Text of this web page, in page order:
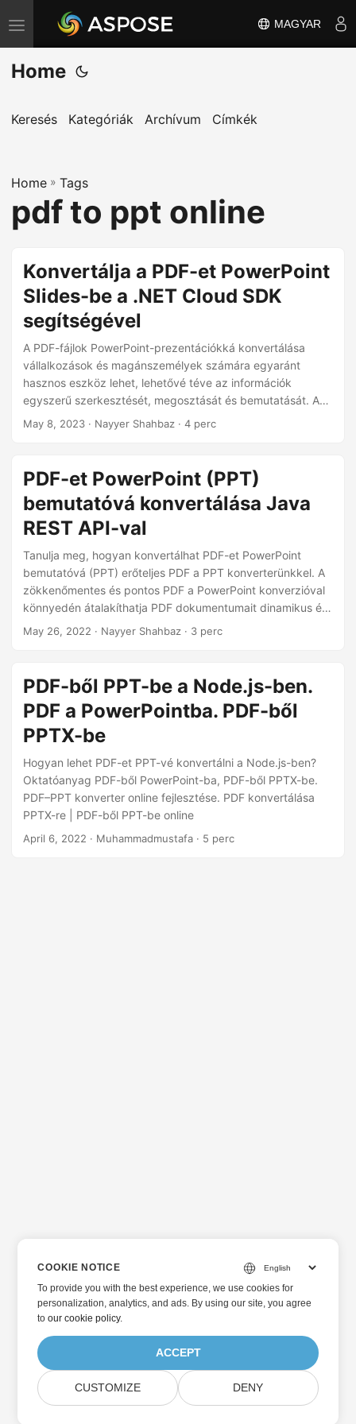
T
o
g
l
a
v
i
n
MAGYAR
Home
Keresés Kategóriák Archívum Címkék
Home » Tags
pdf to ppt online
Konvertálja a PDF-et PowerPoint
Slides-be a .NET Cloud SDK
segítségével
A PDF-fájlok PowerPoint-prezentációkká konvertálása
vállalkozások és magánszemélyek számára egyaránt
hasznos eszköz lehet, lehetővé téve az információk
egyszerű szerkesztését, megosztását és bemutatását. Az
Aspose.Slides Cloud SDK for .NET segítségével ez a
prezentációkká konvertálásának lépéseit az Aspose.Slides
Cloud SDK használatával, valamint további tippeket és
betekintést nyújtunk a konverziók optimalizálásához.
May 8, 2023 · Nayyer Shahbaz · 4 perc
PDF-et PowerPoint (PPT)
bemutatóvá konvertálása Java
REST API-val
Tanulja meg, hogyan konvertálhat PDF-et PowerPoint
bemutatóvá (PPT) erőteljes PDF a PPT konverterünkkel. A
zökkenőmentes és pontos PDF a PowerPoint konverzióval
könnyedén átalakíthatja PDF dokumentumait dinamikus és
szerkeszthető PowerPoint bemutatókká. Mondjon búcsút a
lehetőségeit a PDF PowerPoint bemutatóra való
konverzióhoz.
May 26, 2022 · Nayyer Shahbaz · 3 perc
PDF-ből PPT-be a Node.js-ben.
PDF a PowerPointba. PDF-ből
PPTX-be
Hogyan lehet PDF-et PPT-vé konvertálni a Node.js-ben?
Oktatóanyag PDF-ből PowerPoint-ba, PDF-ből PPTX-be.
PDF–PPT konverter online fejlesztése. PDF konvertálása
PPTX-re | PDF-ből PPT-be online
April 6, 2022 · Muhammadmustafa · 5 perc
COOKIE NOTICE
To provide you with the best experience, we use cookies for
personalization, analytics, and ads. By using our site, you agree
toour cookie policy.
ACCEPT
CUSTOMIZE DENY